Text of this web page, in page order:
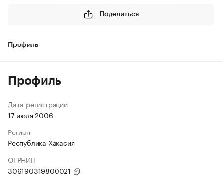
Поделиться
Профиль
Профиль
Дата регистрации
17 июля 2006
Регион
Республика Хакасия
ОГРНИП
306190319800021